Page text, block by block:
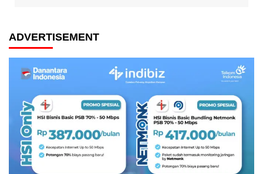
ADVERTISEMENT